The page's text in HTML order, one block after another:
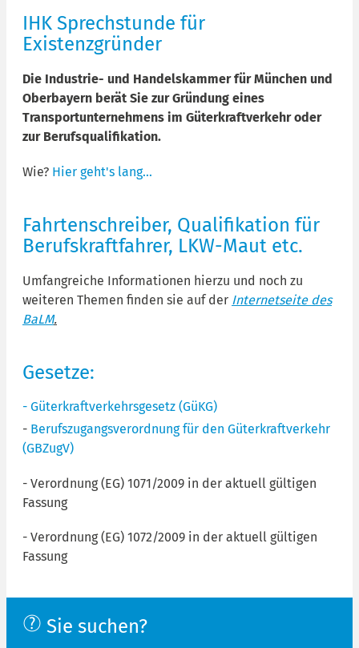
IHK Sprechstunde für
Existenzgründer
Die Industrie- und Handelskammer für München und
Oberbayern berät Sie zur Gründung eines
Transportunternehmens im Güterkraftverkehr oder
zur Berufsqualifikation.
Wie? Hier geht's lang...
Fahrtenschreiber, Qualifikation für
Berufskraftfahrer, LKW-Maut etc.
Umfangreiche Informationen hierzu und noch zu
weiteren Themen finden sie auf der Internetseite des
BaLM.
Gesetze:
- Güterkraftverkehrsgesetz (GüKG)
- Berufszugangsverordnung für den Güterkraftverkehr
(GBZugV)
- Verordnung (EG) 1071/2009 in der aktuell gültigen
Fassung
- Verordnung (EG) 1072/2009 in der aktuell gültigen
Fassung
Sie suchen?